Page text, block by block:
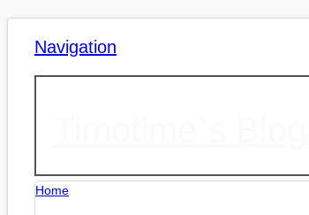
Navigation
Home